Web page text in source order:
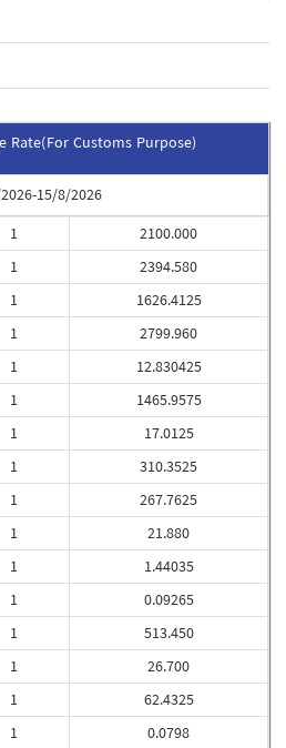
Rate(For Customs Purpose)
15/8/2026
1
1
1
1
1
1
1
1
1
1
1
1
1
1
1
1
2100.000
2394.580
1626.4125
2799.960
12.830425
1465.9575
17.0125
310.3525
267.7625
21.880
1.44035
0.09265
513.450
26.700
62.4325
0.0798